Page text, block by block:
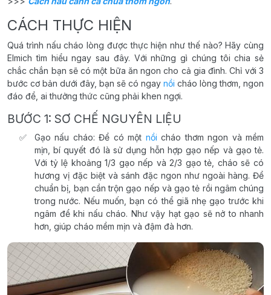
CÁCH THỰC HIỆN
Quá trình nấu cháo lòng được thực hiện như thế nào? Hãy cùng
Elmich tìm hiểu ngay sau đây. Với những gì chúng tôi chia sẻ
chắc chắn bạn sẽ có một bữa ăn ngon cho cả gia đình. Chỉ với 3
bước cơ bản dưới đây, bạn sẽ có ngay nồi cháo lòng thơm, ngon
đáo để, ai thưởng thức cũng phải khen ngợi.
BƯỚC 1: SƠ CHẾ NGUYÊN LIỆU
Gạo nấu cháo: Để có một nồi cháo thơm ngon và mềm
mịn, bí quyết đó là sử dụng hỗn hợp gạo nếp và gạo tẻ.
Với tỷ lệ khoảng 1/3 gạo nếp và 2/3 gạo tẻ, cháo sẽ có
hương vị đặc biệt và sánh đặc ngon như ngoài hàng. Để
chuẩn bị, bạn cần trộn gạo nếp và gạo tẻ rồi ngâm chúng
trong nước. Nếu muốn, bạn có thể giã nhẹ gạo trước khi
ngâm để khi nấu cháo. Như vậy hạt gạo sẽ nở to nhanh
hơn, giúp cháo mềm mịn và đậm đà hơn.